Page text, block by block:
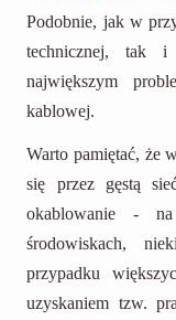
Podobnie, jak w
technicznej, tak i
największym
kablowej.
Warto pamiętać, że
się przez gęstą
okablowanie -
środowiskach,
przypadku
uzyskaniem tzw.